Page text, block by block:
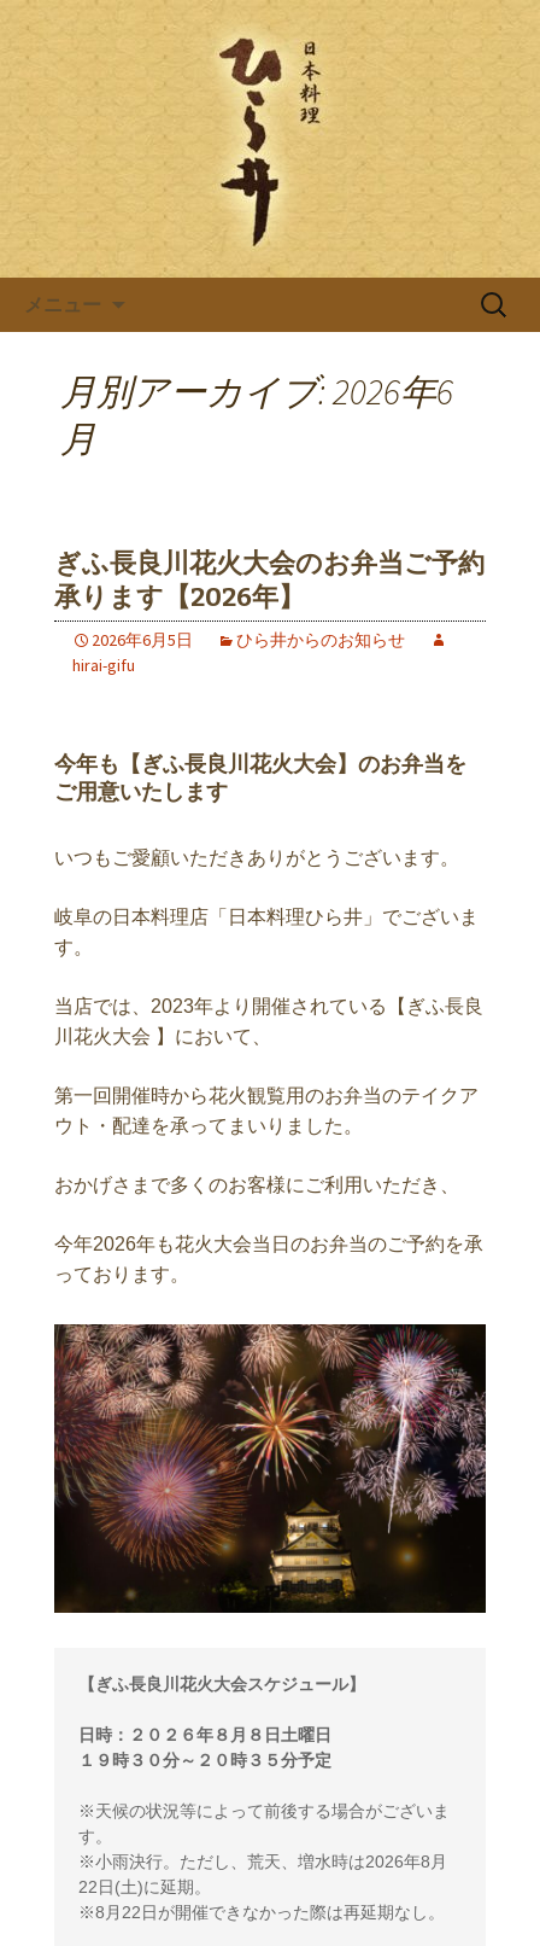
日本料理ひら井のブログ
岐阜県岐阜市の日本料理店「ひら井(ひ
らい)」は創業明治6年。受ける継がれ
る伝統と技を大切に、お客様へのおも
てなしをしております。ひら井に併設
する、蕎麦屋の「吉照庵(きっしょうあ
ん)」は、つなぎを一切使わない十割蕎
麦を提供。
メニュー
検
月別アーカイブ: 2026年6
月
ぎふ長良川花火大会のお弁当ご予約
承ります【2026年】
2026年6月5日
ひら井からのお知らせ
hirai-gifu
今年も【ぎふ長良川花火大会】のお弁当を
ご用意いたします
いつもご愛顧いただきありがとうございます。
岐阜の日本料理店「日本料理ひら井」でございま
す。
当店では、2023年より開催されている【 ぎふ長良
川花火大会 】において、
第一回開催時から花火観覧用のお弁当のテイクア
ウト・配達を承ってまいりました。
おかげさまで多くのお客様にご利用いただき、
今年2026年も花火大会当日のお弁当のご予約を承
っております。
【ぎふ長良川花火大会スケジュール】
日時：２０２６年８月８日土曜日
１９時３０分～２０時３５分予定
※天候の状況等によって前後する場合がございま
す。
※小雨決行。ただし、荒天、増水時は2026年8月
22日(土)に延期。
※8月22日が開催できなかった際は再延期なし。